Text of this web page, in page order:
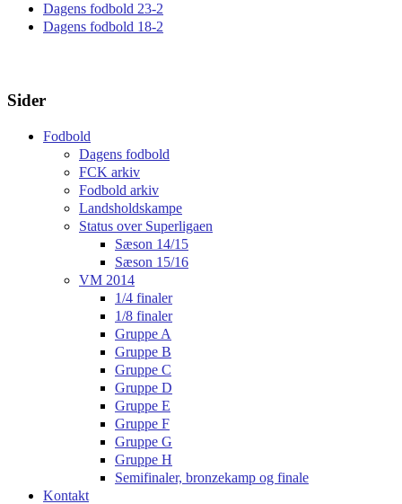
Dagens fodbold 23-2
Dagens fodbold 18-2
Sider
Fodbold
Dagens fodbold
FCK arkiv
Fodbold arkiv
Landsholdskampe
Status over Superligaen
Sæson 14/15
Sæson 15/16
VM 2014
1/4 finaler
1/8 finaler
Gruppe A
Gruppe B
Gruppe C
Gruppe D
Gruppe E
Gruppe F
Gruppe G
Gruppe H
Semifinaler, bronzekamp og finale
Kontakt